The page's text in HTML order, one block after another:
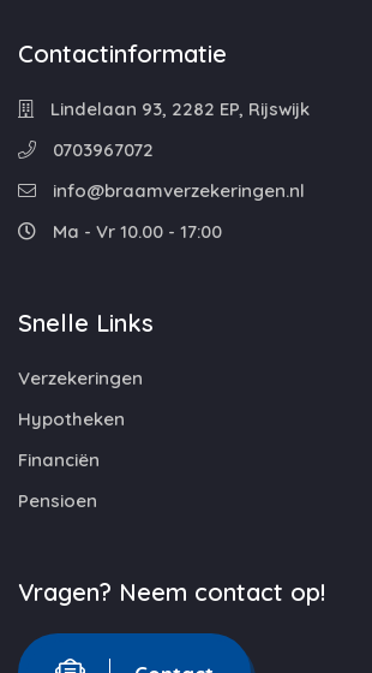
Contactinformatie
Lindelaan 93, 2282 EP, Rijswijk
0703967072
info@braamverzekeringen.nl
Ma - Vr 10.00 - 17:00
Snelle Links
Verzekeringen
Hypotheken
Financiën
Pensioen
Vragen? Neem contact op!